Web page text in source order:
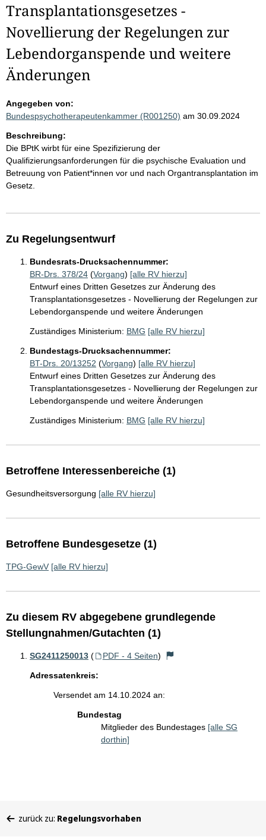
Transplantationsgesetzes -
Novellierung der Regelungen zur
Lebendorganspende und weitere
Änderungen
Angegeben von:
Bundespsychotherapeutenkammer (R001250) am 30.09.2024
Beschreibung:
Die BPtK wirbt für eine Spezifizierung der
Qualifizierungsanforderungen für die psychische Evaluation und
Betreuung von Patient*innen vor und nach Organtransplantation im
Gesetz.
Zu Regelungsentwurf
Bundesrats-Drucksachennummer:
BR-Drs. 378/24 (Vorgang) [alle RV hierzu]
Entwurf eines Dritten Gesetzes zur Änderung des
Transplantationsgesetzes - Novellierung der Regelungen zur
Lebendorganspende und weitere Änderungen
Zuständiges Ministerium: BMG [alle RV hierzu]
Bundestags-Drucksachennummer:
BT-Drs. 20/13252 (Vorgang) [alle RV hierzu]
Entwurf eines Dritten Gesetzes zur Änderung des
Transplantationsgesetzes - Novellierung der Regelungen zur
Lebendorganspende und weitere Änderungen
Zuständiges Ministerium: BMG [alle RV hierzu]
Betroffene Interessenbereiche (1)
Gesundheitsversorgung [alle RV hierzu]
Betroffene Bundesgesetze (1)
TPG-GewV [alle RV hierzu]
Zu diesem RV abgegebene grundlegende
Stellungnahmen/Gutachten (1)
SG2411250013 ( PDF - 4 Seiten)
Adressatenkreis:
Versendet am 14.10.2024 an:
Bundestag
Mitglieder des Bundestages [alle SG
dorthin]
befinden
zurück zu: Regelungsvorhaben